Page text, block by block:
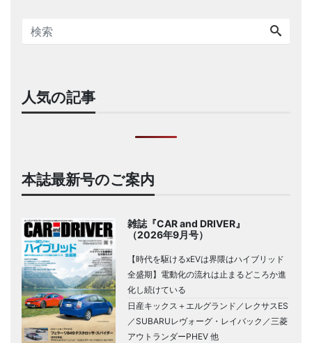
人気の記事
本誌最新号のご案内
雑誌『CAR and DRIVER』
（2026年9月号）
【時代を駆けるxEVは界隈はハイブリッド
全盛期】電動化の流れは止まるどころか進
化し続けている
日産キックス＋エルグランド／レクサスES
／SUBARUレヴォーグ・レイバック／三菱
アウトランダーPHEV 他